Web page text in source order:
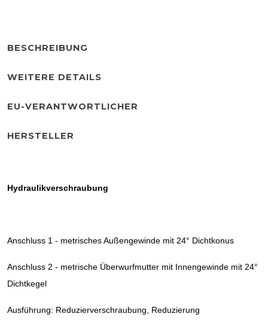
BESCHREIBUNG
WEITERE DETAILS
EU-VERANTWORTLICHER
HERSTELLER
Hydraulikverschraubung
Anschluss 1 - metrisches Außengewinde mit 24° Dichtkonus
Anschluss 2 - metrische Überwurfmutter mit Innengewinde mit 24°
Dichtkegel
Ausführung: Reduzierverschraubung, Reduzierung